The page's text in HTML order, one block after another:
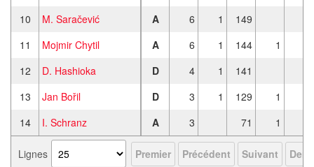
10
M. Saračević A 6 1
149
11
Mojmir Chytil A 6 1 144
1
12
D. Hashioka D 4 1
141
13
Jan Bořil D 3 1 129 1
14
I. Schranz A 3 71 1
Lignes Premier Précédent Suivant